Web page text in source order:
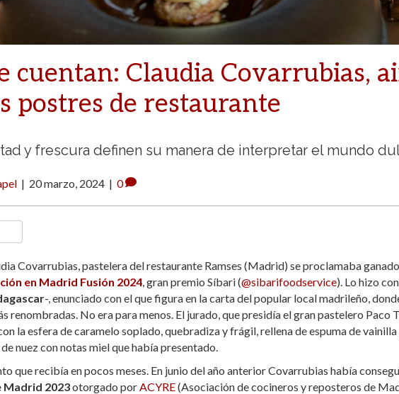
cuentan: Claudia Covarrubias,
postres de restaurante
y frescura definen su manera de interpretar el mundo
| 20 marzo, 2024 | 0
Covarrubias, pastelera del restaurante Ramses (Madrid) se proclamaba
en Madrid Fusión 2024 , gran premio Síbari (@sibarifoodservice). Lo hizo
-, enunciado con el que figura en la carta del popular local madrileño,
renombradas. No era para menos. El jurado, que presidía el gran pastelero Paco
la esfera de caramelo soplado, quebradiza y frágil, rellena de espuma de
nuez con notas miel que había presentado.
que recibía en pocos meses. En junio del año anterior Covarrubias había
Madrid 2023otorgado por ACYRE(Asociación de cocineros y reposteros de